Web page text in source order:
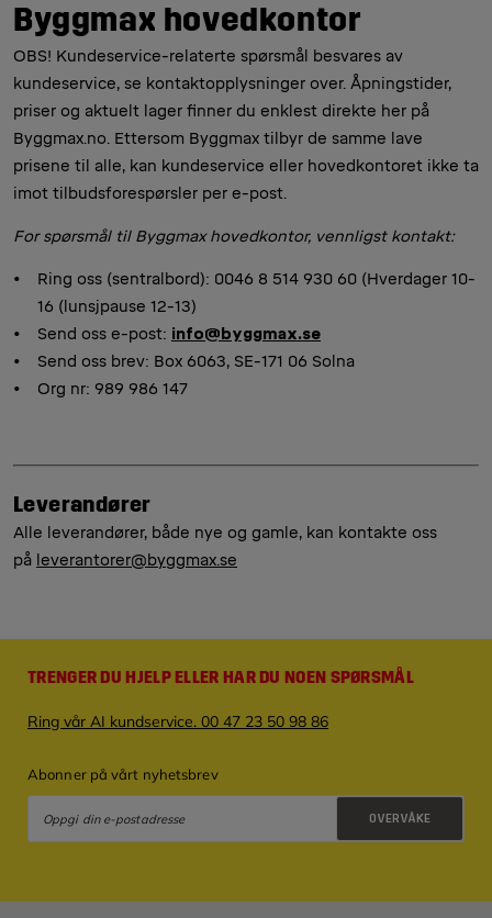
Byggmax hovedkontor
OBS! Kundeservice-relaterte spørsmål besvares av
kundeservice, se kontaktopplysninger over. Åpningstider,
priser og aktuelt lager finner du enklest direkte her på
Byggmax.no. Ettersom Byggmax tilbyr de samme lave
prisene til alle, kan kundeservice eller hovedkontoret ikke ta
imot tilbudsforespørsler per e-post.
For spørsmål til Byggmax hovedkontor, vennligst kontakt:
Ring oss (sentralbord): 0046 8 514 930 60 (Hverdager 10-
16 (lunsjpause 12-13)
Send oss e-post: info@byggmax.se
Send oss brev: Box 6063, SE-171 06 Solna
Org nr: 989 986 147
Leverandører
Alle leverandører, både nye og gamle, kan kontakte oss
på leverantorer@byggmax.se
TRENGER DU HJELP ELLER HAR DU NOEN SPØRSMÅL
Ring vår AI kundservice. 00 47 23 50 98 86
Abonner på vårt nyhetsbrev
OVERVÅKE